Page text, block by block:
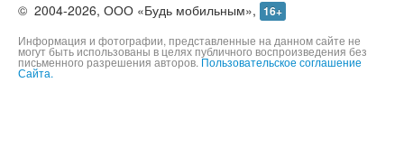
© 2004-2026, ООО «Будь мобильным», 16+
Информация и фотографии, представленные на данном сайте не
могут быть использованы в целях публичного воспроизведения без
письменного разрешения авторов. Пользовательское соглашение
Сайта.